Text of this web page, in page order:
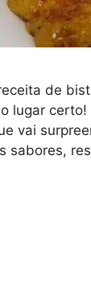
de
lugar
vai
sabores,